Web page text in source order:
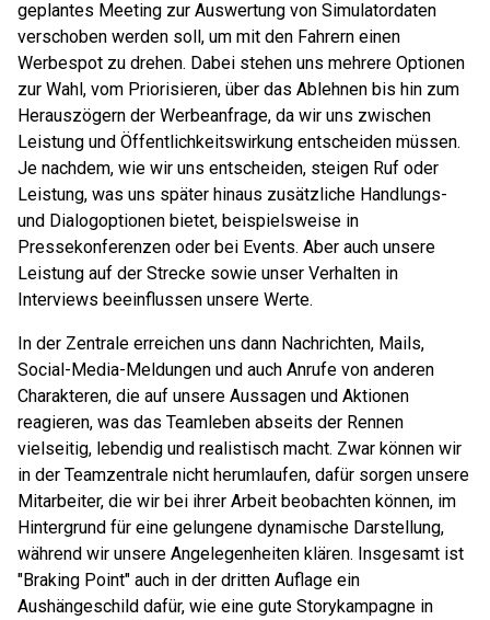
geplantes Meeting zur Auswertung von Simulatordaten
verschoben werden soll, um mit den Fahrern einen
Werbespot zu drehen. Dabei stehen uns mehrere Optionen
zur Wahl, vom Priorisieren, über das Ablehnen bis hin zum
Herauszögern der Werbeanfrage, da wir uns zwischen
Leistung und Öffentlichkeitswirkung entscheiden müssen.
Je nachdem, wie wir uns entscheiden, steigen Ruf oder
Leistung, was uns später hinaus zusätzliche Handlungs-
und Dialogoptionen bietet, beispielsweise in
Pressekonferenzen oder bei Events. Aber auch unsere
Leistung auf der Strecke sowie unser Verhalten in
Interviews beeinflussen unsere Werte.
In der Zentrale erreichen uns dann Nachrichten, Mails,
Social-Media-Meldungen und auch Anrufe von anderen
Charakteren, die auf unsere Aussagen und Aktionen
reagieren, was das Teamleben abseits der Rennen
vielseitig, lebendig und realistisch macht. Zwar können wir
in der Teamzentrale nicht herumlaufen, dafür sorgen unsere
Mitarbeiter, die wir bei ihrer Arbeit beobachten können, im
Hintergrund für eine gelungene dynamische Darstellung,
während wir unsere Angelegenheiten klären. Insgesamt ist
"Braking Point" auch in der dritten Auflage ein
Aushängeschild dafür, wie eine gute Storykampagne in